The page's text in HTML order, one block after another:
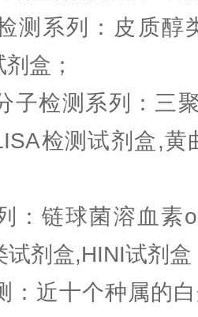
测系列：皮质醇
盒；
子检测系列：三
检测试剂盒,黄
：链球菌溶血素
试剂盒,HINI试剂盒
：近十个种属的